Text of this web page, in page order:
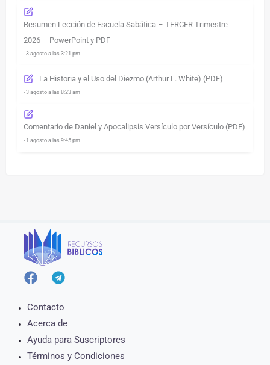
Resumen Lección de Escuela Sabática – TERCER Trimestre
2026 – PowerPoint y PDF
- 3 agosto a las 3:21 pm
La Historia y el Uso del Diezmo (Arthur L. White) (PDF)
- 3 agosto a las 8:23 am
Comentario de Daniel y Apocalipsis Versículo por Versículo (PDF)
- 1 agosto a las 9:45 pm
Contacto
Acerca de
Ayuda para Suscriptores
Términos y Condiciones